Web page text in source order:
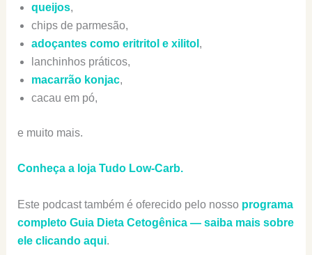
queijos,
chips de parmesão,
adoçantes como eritritol e xilitol ,
lanchinhos práticos,
macarrão konjac,
cacau em pó,
e muito mais.
Conheça a loja Tudo Low-Carb.
Este podcast também é oferecido pelo nosso programa
completo Guia Dieta Cetogênica — saiba mais sobre
ele clicando aqui.